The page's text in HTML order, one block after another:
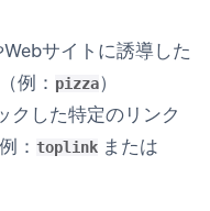
サイトに誘導した
例： pizza）
クした特定のリンク
： toplink または